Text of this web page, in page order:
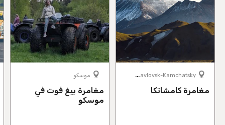
P
etropavlovsk-Kamchatsky
مغامرة كامشاتكا
موسكو
مغامرة بيغ فوت في
موسكو